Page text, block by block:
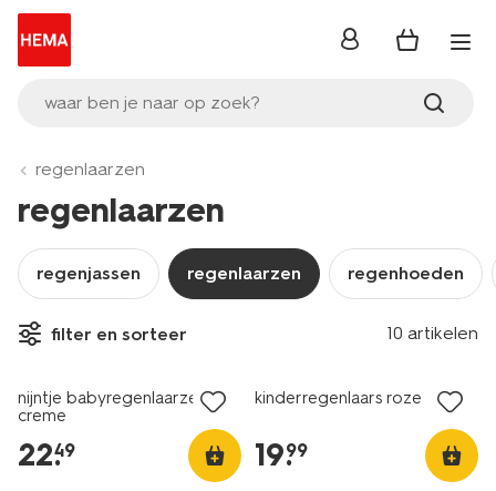
waar ben je naar op zoek?
inloggen
regenlaarzen
regenlaarzen
regenjassen regenlaarzen regenhoeden
filter en sorteer 10 artikelen
nijntje babyregenlaarzen
creme
22.
49
kinderregenlaars roze
19.
99